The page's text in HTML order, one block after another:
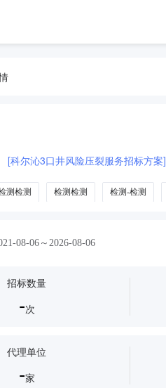
[科尔沁3口井风险压裂服务招标方案]
测检测 检测检测 检测-检测
08-06～2026-08-06
招标数量
-次
代理单位
-家